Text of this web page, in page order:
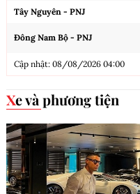
Tây Nguyên - PNJ
Đông Nam Bộ - PNJ
Cập nhật: 08/08/2026 04:00
Xe và phương tiện